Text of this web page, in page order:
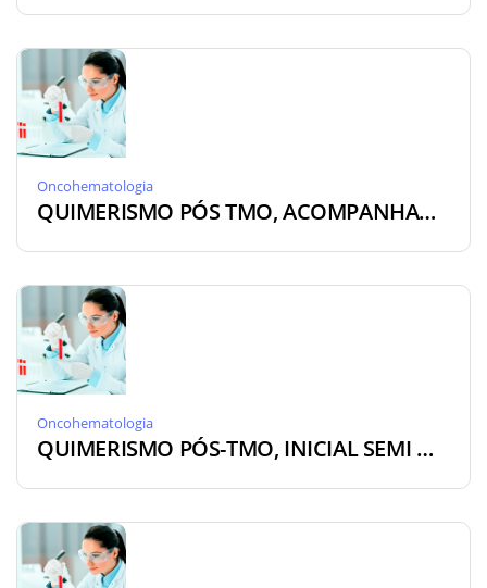
Oncohematologia
QUIMERISMO PÓS TMO, ACOMPANHAMENTO [ON-QMA]
Oncohematologia
QUIMERISMO PÓS-TMO, INICIAL SEMI QUANTI PCR STR [ON-QMI]